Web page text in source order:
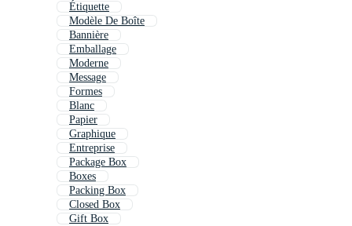
Étiquette
Modèle De Boîte
Bannière
Emballage
Moderne
Message
Formes
Blanc
Papier
Graphique
Entreprise
Package Box
Boxes
Packing Box
Closed Box
Gift Box